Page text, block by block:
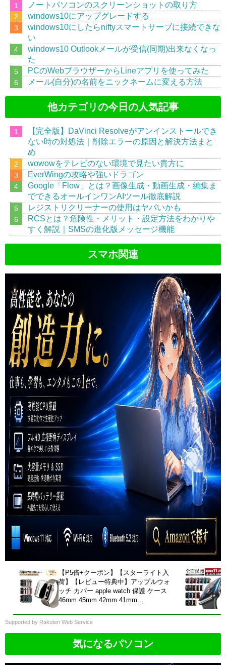
ノートパソコンのスクリーンショットの取り方
windows10にアップグレードする
windows10にしたらniftyスマートサーブに接続できな
い
windows10 Outlookメールが受信(同期)出来なくなっ
た
PCのWebブラウザーからLineアプリを使ってみた
メール(自分)の名前をニックネームに変える方法
他カテゴリの今日の人気記事
【完全版】DaVinci Resolveがアンインストールでき
ない時の対処法｜削除エラーの原因と解決方法まと
め
wowowをテレビのない環境で見たい貴方に
EverWingの攻略や強いドラゴン
Google「Flow」とは？画像生成・動画生成・編集ま
でできるオールインワンAIツール徹底解説
レジストリクリーナーの使用はヤバいかも
RCSとは？危険性・メリット・設定方法をわかりや
すく解説｜SMSの進化版メッセージ機能
スマホ関連
【P5倍+クーポン】【スターライト入
荷】【レビュー特典中】アップルウォ
ッチ カバー apple watch 保護 ケース
46mm 45mm 42mm 41mm
2 1 SE Ultra 耐衝撃 おしゃれ 薄型
Supported by Rakuten Web Service
気になるパソコン